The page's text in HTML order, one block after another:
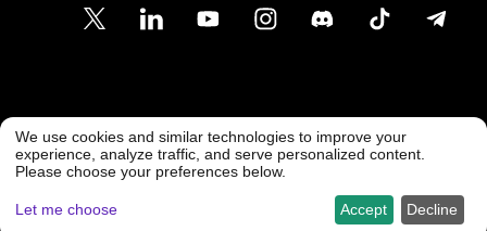
Atención al Cliente
support@freedx.com @ Freedx 2026
We use cookies and similar technologies to improve your
experience, analyze traffic, and serve personalized content.
Please choose your preferences below.
Let me choose Decline
Accept